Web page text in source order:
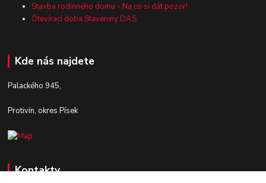
Stavba rodinného domu - Na co si dát pozor!
Otevírací doba Staveniny DAS
Kde nás najdete
Palackého 945,
Protivín, okres Písek
Kontakty